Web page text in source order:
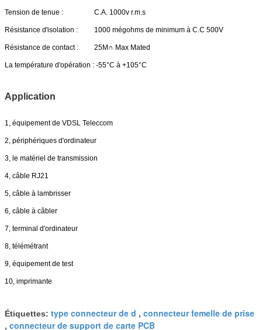
Tension de tenue : C.A. 1000v r.m.s
Résistance d'isolation : 1000 mégohms de minimum à C.C 500V
Résistance de contact : 25M∩ Max Mated
La température d'opération : -55°C à +105°C
Application
1, équipement de VDSL Teleccom
2, périphériques d'ordinateur
3, le matériel de transmission
4, câble RJ21
5, câble à lambrisser
6, câble à câbler
7, terminal d'ordinateur
8, télémétrant
9, équipement de test
10, imprimante
Étiquettes: type connecteur de d , connecteur femelle de prise
, connecteur de support de carte PCB